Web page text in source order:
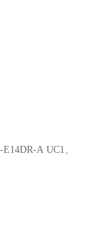
A UC1、